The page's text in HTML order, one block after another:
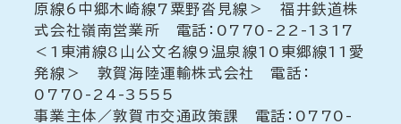
原線6中郷木崎線7粟野沓見線＞ 福井鉄道株
式会社嶺南営業所 電話：0770-22-1317
＜1東浦線8山公文名線9温泉線10東郷線11愛
発線＞ 敦賀海陸運輸株式会社 電話：
0770-24-3555
事業主体／敦賀市交通政策課 電話：0770-